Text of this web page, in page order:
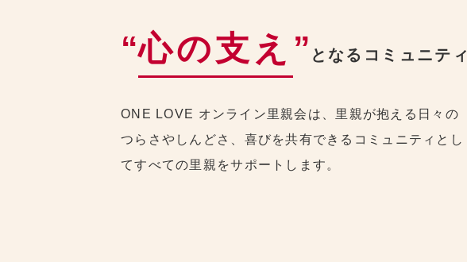
“心の支え ” となるコミュニティ
ONE LOVE オンライン里親会は、里親が抱える日々の
つらさやしんどさ、喜びを共有できるコミュニティとし
てすべての里親をサポートします。